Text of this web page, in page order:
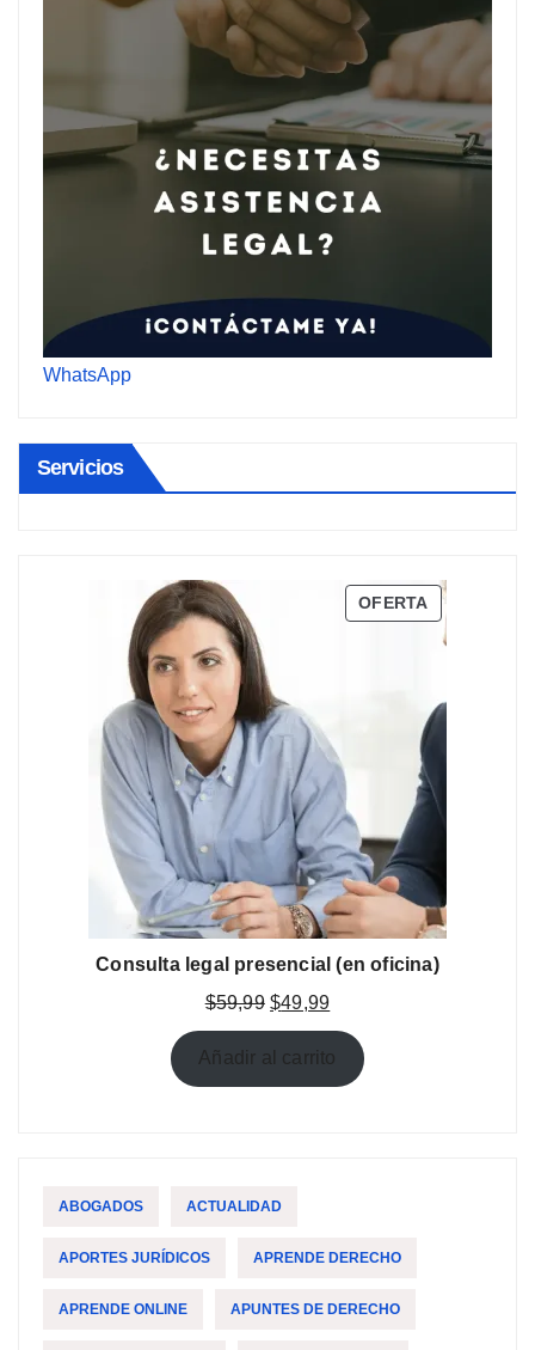
WhatsApp
Servicios
OFERTA PRODUCTO
EN
Consulta legal presencial (en oficina)
$59,99 El
precio
original
$49,99El
precio
actual
es:
Añadir al carrito
ABOGADOS ACTUALIDAD
APORTES JURÍDICOS APRENDE DERECHO
APRENDE ONLINE APUNTES DE DERECHO